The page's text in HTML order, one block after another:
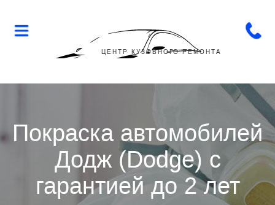
ЦЕНТР КУЗОВНОГО РЕМОНТА
Покраска автомобилей
Додж (Dodge) с
гарантией до 2 лет